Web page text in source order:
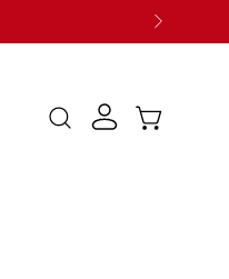
Arama
SEPETI AÇ